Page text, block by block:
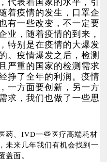
代表着国家的水平，引
着疫情的发生，口罩企
有一些改变，不一定要
业，随着疫情的到来，
特别是在疫情的大爆发
。疫情爆发之后，检测
严重的国家的检测需求
挣了全年的利润。疫情
一方面要创新，另一方
求，我们也做了一些思
药、IVD一些医疗高端耗材
未来几年我们有机会找到一
盖面。